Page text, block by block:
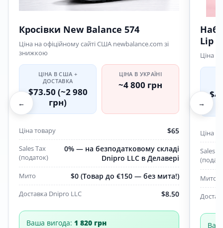
← →
Кросівки New Balance 574
Ціна на офіційному сайті США newbalance.com зі
знижкою
ЦІНА В США +
ДОСТАВКА
$73.50 (~2 980
грн)
ЦІНА В УКРАЇНІ
~4 800 грн
Ціна товару $65
Sales Tax
(податок)
0% — на безподатковому складі
Dnipro LLC в Делавері
Мито $0 (Товар до €150 — без мита!)
Доставка Dnipro LLC $8.50
Ваша вигода: 1 820 грн
Lip
Ціна в
Ціна
Sales
Мито